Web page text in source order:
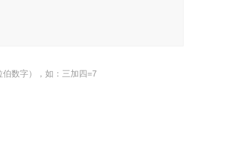
数字），如：三加四=7